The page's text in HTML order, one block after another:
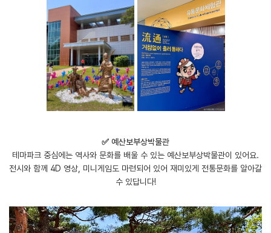
✅ 예산보부상박물관
테마파크 중심에는 역사와 문화를 배울 수 있는 예산보부상박물관이 있어요.
전시와 함께 4D 영상, 미니게임도 마련되어 있어 재미있게 전통문화를 알아갈
수 있답니다!